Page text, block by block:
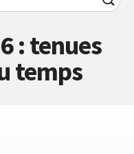
: tenues
temps